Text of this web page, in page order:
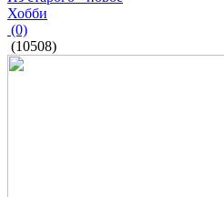
Хобби
(0)
(10508)